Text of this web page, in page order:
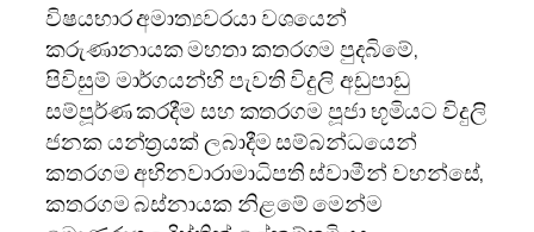
විෂයභාර අමාත්‍යවරයා වශයෙන්
කරුණානායක මහතා කතරගම පුදබිමේ,
පිවිසුම් මාර්ගයන්හි පැවති විදුලි අඩුපාඩු
සම්පූර්ණ කරදීම සහ කතරගම පූජා භූමියට විදුලි
ජනක යන්ත්‍රයක් ලබාදීම සම්බන්ධයෙන්
කතරගම අභිනවාරාමාධිපති ස්වාමීන් වහන්සේ,
කතරගම බස්නායක නිළමේ මෙන්ම